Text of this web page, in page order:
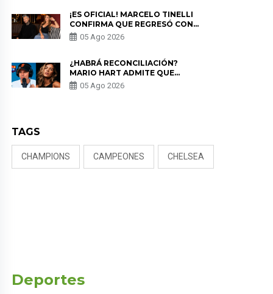
¡ES OFICIAL! MARCELO TINELLI
CONFIRMA QUE REGRESÓ CON
MILETT FIGUEROA: “EL AMOR
PUDO MÁS”
05 Ago 2026
¿HABRÁ RECONCILIACIÓN?
MARIO HART ADMITE QUE
PODRÍA VOLVER CON KORINA
RIVADENEIRA: “NO LE CERRARÍA
05 Ago 2026
TAGS
CHAMPIONS CAMPEONES CHELSEA
Deportes